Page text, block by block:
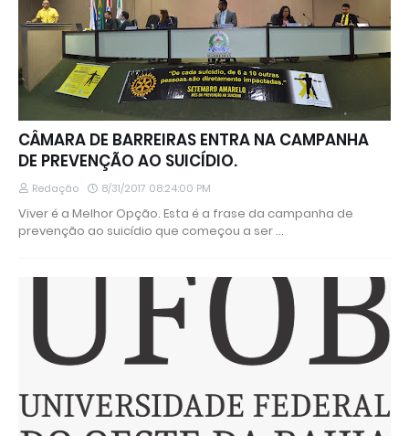
CÂMARA DE BARREIRAS ENTRA NA CAMPANHA
DE PREVENÇÃO AO SUICÍDIO.
Redação 8/31/2017 08:24:00 PM
Viver é a Melhor Opção. Esta é a frase da campanha de
prevenção ao suicídio que começou a ser …